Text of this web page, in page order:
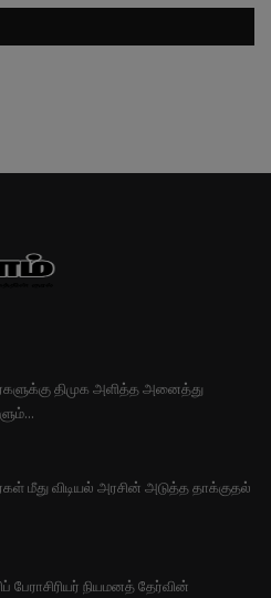
திமுக அளித்த அனைத்து
மீது விடியல் அரசின் அடுத்த தாக்குதல்
பேராசிரியர் நியமனத் தேர்வின்